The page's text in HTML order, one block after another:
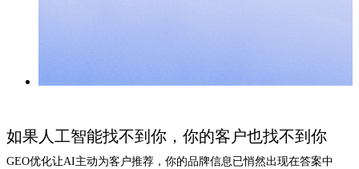
如果人工智能找不到你，你的客户也找不到你
GEO优化让AI主动为客户推荐，你的品牌信息已悄然出现在答案中